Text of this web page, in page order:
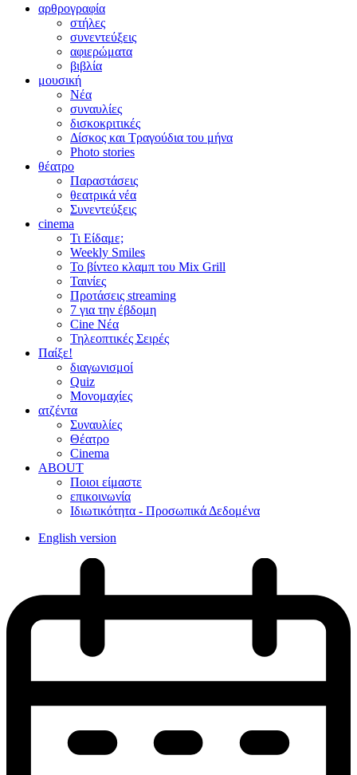
αρθρογραφία
στήλες
συνεντεύξεις
αφιερώματα
βιβλία
μουσική
Νέα
συναυλίες
δισκοκριτικές
Δίσκος και Τραγούδια του μήνα
Photo stories
θέατρο
Παραστάσεις
θεατρικά νέα
Συνεντεύξεις
cinema
Τι Είδαμε;
Weekly Smiles
Το βίντεο κλαμπ του Mix Grill
Ταινίες
Προτάσεις streaming
7 για την έβδομη
Cine Νέα
Τηλεοπτικές Σειρές
Παίξε!
διαγωνισμοί
Quiz
Μονομαχίες
ατζέντα
Συναυλίες
Θέατρο
Cinema
ABOUT
Ποιοι είμαστε
επικοινωνία
Ιδιωτικότητα - Προσωπικά Δεδομένα
English version